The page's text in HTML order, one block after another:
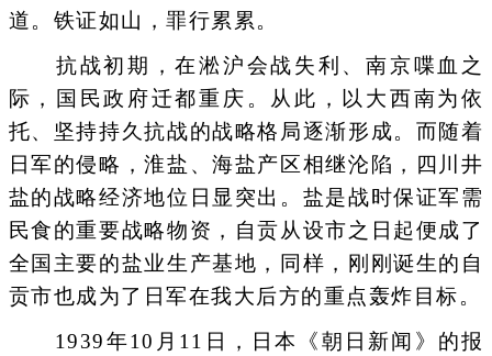
道。铁证如山，罪行累累。
抗战初期，在淞沪会战失利、南京喋血之
际，国民政府迁都重庆。从此，以大西南为依
托、坚持持久抗战的战略格局逐渐形成。而随着
日军的侵略，淮盐、海盐产区相继沦陷，四川井
盐的战略经济地位日显突出。盐是战时保证军需
民食的重要战略物资，自贡从设市之日起便成了
全国主要的盐业生产基地，同样，刚刚诞生的自
贡市也成为了日军在我大后方的重点轰炸目标。
1939年10月11日，日本《朝日新闻》的报